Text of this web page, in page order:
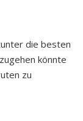
die besten
könnte
zu